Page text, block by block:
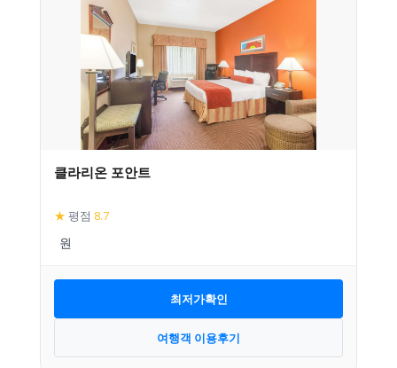
클라리온 포안트
★ 평점 8.7
최저가확인
여행객 이용후기